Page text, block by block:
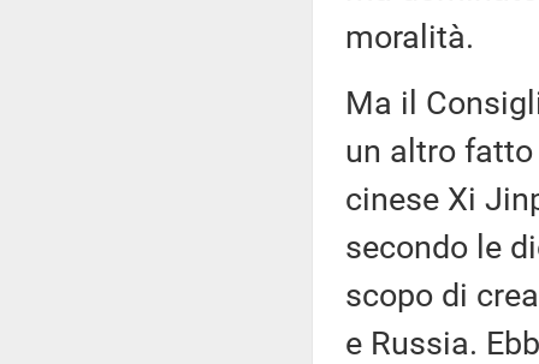
moralità.
Ma il
un altro
cinese Xi
secondo le
scopo di
e Russia.